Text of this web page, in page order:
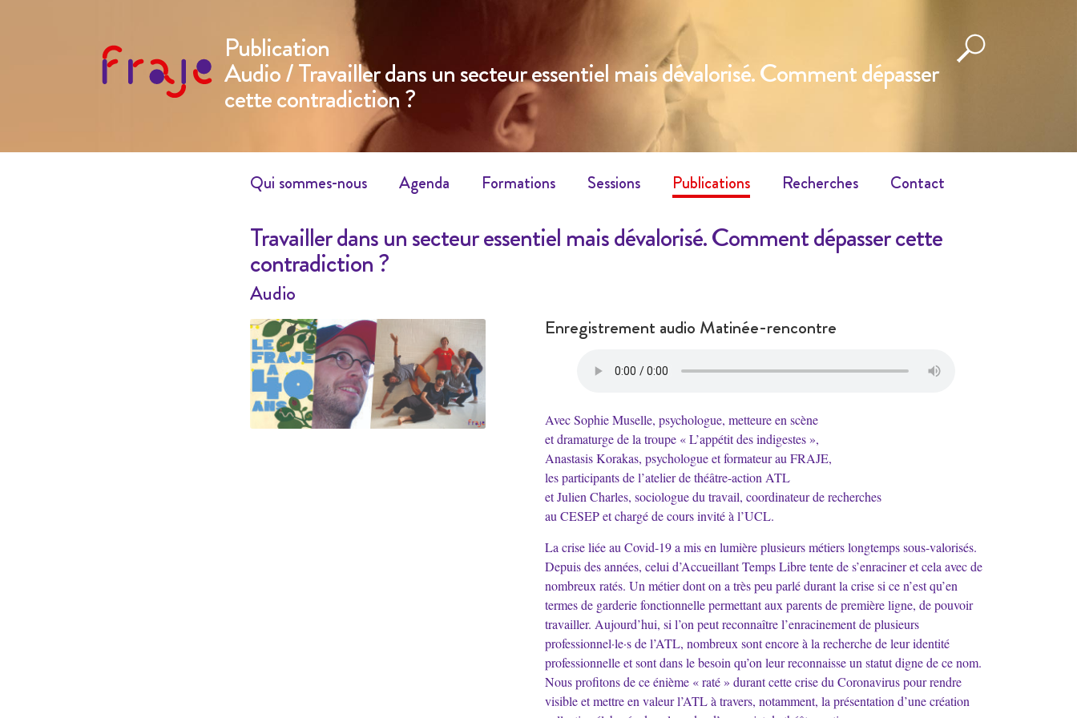
Publication
Audio/ Travailler dans un secteur essentiel mais dévalorisé. Comment dépasser
cette contradiction ?
Qui sommes-nous Agenda Formations Sessions Publications Recherches Contact
Travailler dans un secteur essentiel mais dévalorisé. Comment dépasser cette
contradiction ?
Audio
Enregistrement audio Matinée-rencontre
Avec Sophie Muselle, psychologue, metteure en scène
et dramaturge de la troupe « L’appétit des indigestes »,
Anastasis Korakas, psychologue et formateur au FRAJE,
les participants de l’atelier de théâtre-action ATL
et Julien Charles, sociologue du travail, coordinateur de recherches
au CESEP et chargé de cours invité à l’UCL.
La crise liée au Covid-19 a mis en lumière plusieurs métiers longtemps sous-valorisés.
Depuis des années, celui d’Accueillant Temps Libre tente de s’enraciner et cela avec de
nombreux ratés. Un métier dont on a très peu parlé durant la crise si ce n’est qu’en
termes de garderie fonctionnelle permettant aux parents de première ligne, de pouvoir
travailler. Aujourd’hui, si l’on peut reconnaître l’enracinement de plusieurs
professionnel·le·s de l’ATL, nombreux sont encore à la recherche de leur identité
professionnelle et sont dans le besoin qu’on leur reconnaisse un statut digne de ce nom.
Nous profitons de ce énième « raté » durant cette crise du Coronavirus pour rendre
visible et mettre en valeur l’ATL à travers, notamment, la présentation d’une création